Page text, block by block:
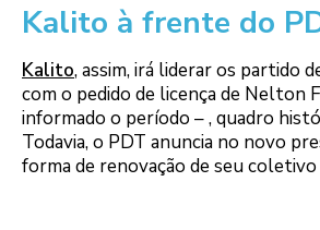
Kalito à frente do
Kalito, assim, irá liderar os partido
com o pedido de licença de Nelton
informado o período – , quadro
Todavia, o PDT anuncia no novo
forma de renovação de seu